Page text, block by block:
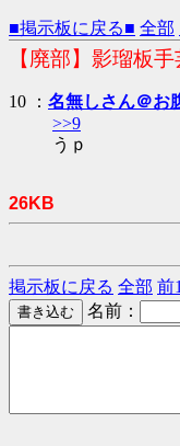
■掲示板に戻る■ 全部
【廃部】影瑠板手
10 ： 名無しさん＠お
>>9
うｐ
26KB
掲示板に戻る 全部 前
名前：